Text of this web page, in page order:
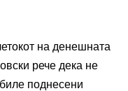
на денешната
рече дека не
поднесени